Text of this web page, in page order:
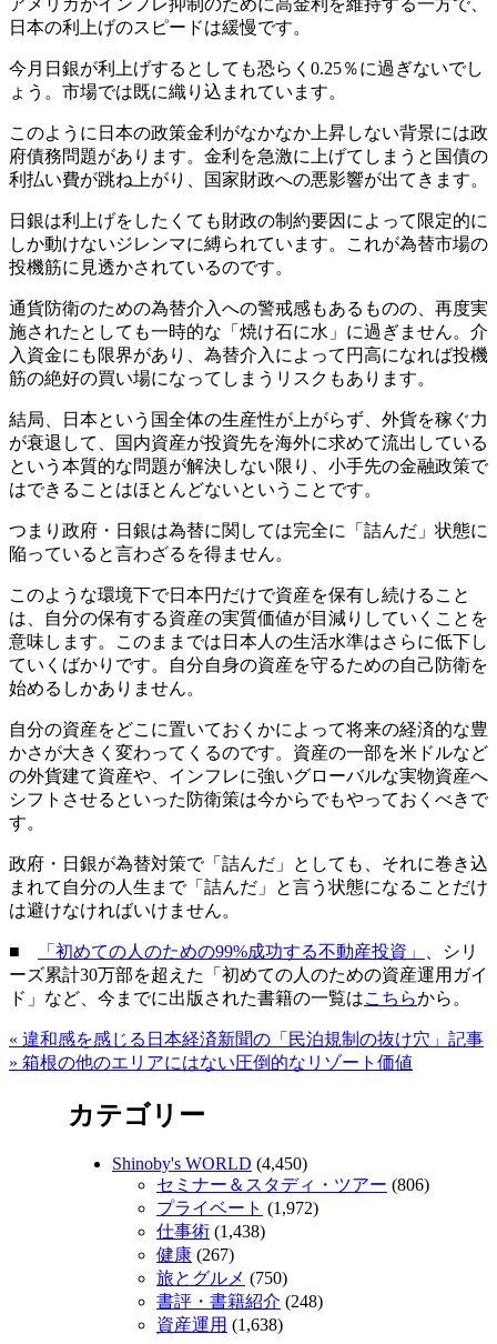
日本の利上げのスピードは緩慢です。
今月日銀が利上げするとしても恐らく0.25％に過ぎないでし
ょう。市場では既に織り込まれています。
このように日本の政策金利がなかなか上昇しない背景には政
府債務問題があります。金利を急激に上げてしまうと国債の
利払い費が跳ね上がり、国家財政への悪影響が出てきます。
日銀は利上げをしたくても財政の制約要因によって限定的に
しか動けないジレンマに縛られています。これが為替市場の
投機筋に見透かされているのです。
通貨防衛のための為替介入への警戒感もあるものの、再度実
施されたとしても一時的な「焼け石に水」に過ぎません。介
入資金にも限界があり、為替介入によって円高になれば投機
筋の絶好の買い場になってしまうリスクもあります。
結局、日本という国全体の生産性が上がらず、外貨を稼ぐ力
が衰退して、国内資産が投資先を海外に求めて流出している
という本質的な問題が解決しない限り、小手先の金融政策で
はできることはほとんどないということです。
つまり政府・日銀は為替に関しては完全に「詰んだ」状態に
陥っていると言わざるを得ません。
このような環境下で日本円だけで資産を保有し続けること
は、自分の保有する資産の実質価値が目減りしていくことを
意味します。このままでは日本人の生活水準はさらに低下し
ていくばかりです。自分自身の資産を守るための自己防衛を
始めるしかありません。
自分の資産をどこに置いておくかによって将来の経済的な豊
かさが大きく変わってくるのです。資産の一部を米ドルなど
の外貨建て資産や、インフレに強いグローバルな実物資産へ
シフトさせるといった防衛策は今からでもやっておくべきで
す。
政府・日銀が為替対策で「詰んだ」としても、それに巻き込
まれて自分の人生まで「詰んだ」と言う状態になることだけ
は避けなければいけません。
■ 「初めての人のための99%成功する不動産投資」
、シリ
ーズ累計30万部を超えた「初めての人のための資産運用ガイ
ド」など、今までに出版された書籍の一覧はこちらから。
« 違和感を感じる日本経済新聞の「民泊規制の抜け穴」記事
» 箱根の他のエリアにはない圧倒的なリゾート価値
カテゴリー
Shinoby's WORLD (4,450)
セミナー＆スタディ・ツアー (806)
プライベート (1,972)
仕事術 (1,438)
健康 (267)
旅とグルメ (750)
書評・書籍紹介 (248)
資産運用 (1,638)